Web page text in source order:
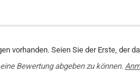
vorhanden. Seien Sie der Erste, der
Bewertung abgeben zu können.